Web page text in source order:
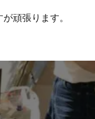
頑張ります。